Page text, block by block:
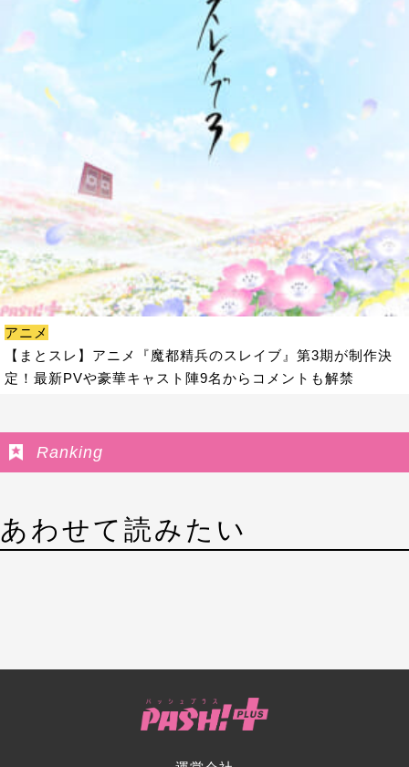
アニメ
【まとスレ】アニメ『魔都精兵のスレイブ』第3期が制作決
定！最新PVや豪華キャスト陣9名からコメントも解禁
Ranking
あわせて読みたい